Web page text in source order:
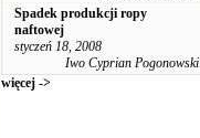
Spadek produkcji ropy
naftowej
styczeń 18, 2008
Iwo Cyprian Pogonowski
więcej ->